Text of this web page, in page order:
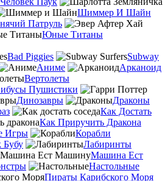
Шиммер И Шайн
Патруль
Юные Титаны
Bad Piggies
Subway
Аниме
Арканоид
Вертолеты
Пушистики
Динозавры
Драконы
Как Достать
Как Приручить Дракона
Игры
Корабли
Бубу
Лабиринты
Машина Ест
Настольные
Пираты Карибского Моря